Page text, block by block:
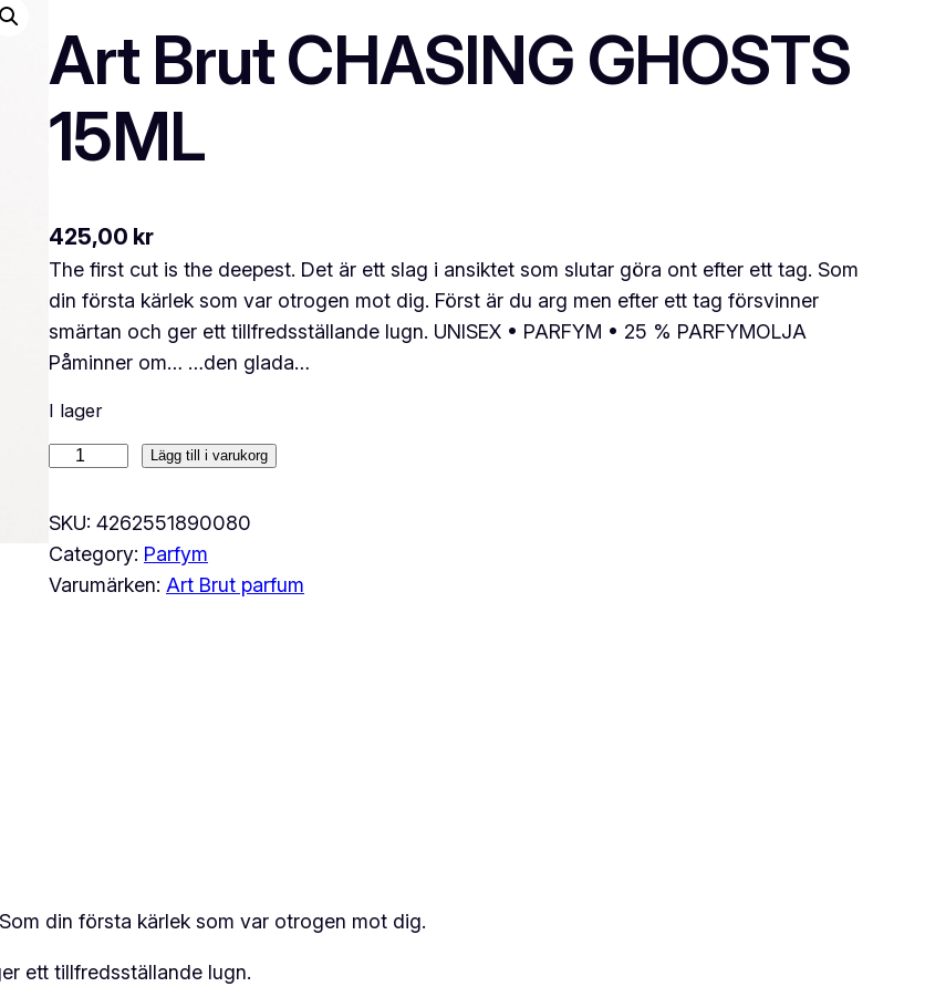
Art Brut CHASING GHOSTS
15ML
425,00 kr
The first cut is the deepest. Det är ett slag i ansiktet som slutar göra ont efter ett tag. Som
din första kärlek som var otrogen mot dig. Först är du arg men efter ett tag försvinner
smärtan och ger ett tillfredsställande lugn. UNISEX • PARFYM • 25 % PARFYMOLJA
Påminner om… …den glada…
I lager
t
B
r
H
S
Lägg till i varukorg
SKU: 4262551890080
Category: Parfym
Varumärken: Art Brut parfum
din första kärlek som var otrogen mot dig.
ett tillfredsställande lugn.